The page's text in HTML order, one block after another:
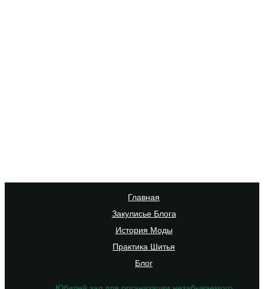
Главная
Закулисье Блога
История Моды
Практика Шитья
Блог